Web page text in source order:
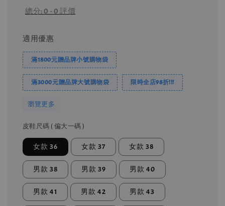
總分:0 -0 評價
適用優惠
滿1800元贈品牌小號購物袋
滿3000元贈品牌大號購物袋 限時全店98折!!!
瀏覽更多
皮鞋尺碼 ( 偏大一碼 )
女款 36 女款 37 女款 38
男款 38 男款 39 男款 40
男款 41 男款 42 男款 43